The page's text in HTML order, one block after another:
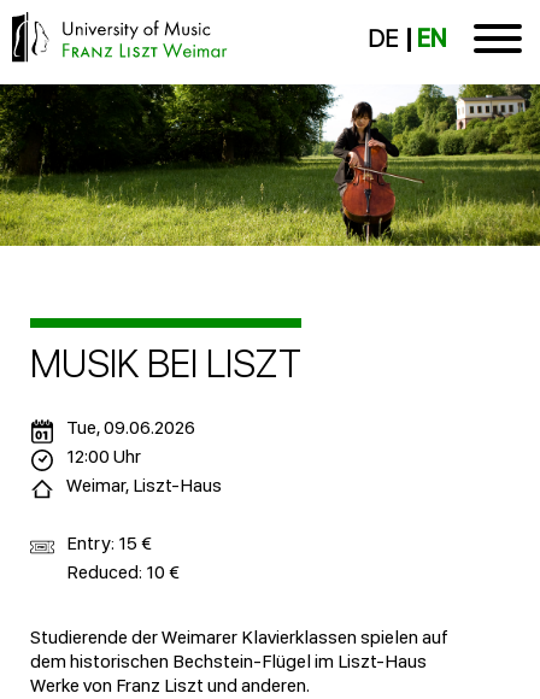
DE EN
MUSIK BEI LISZT
Studierende der Weimarer Klavierklassen spielen auf
dem historischen Bechstein-Flügel im Liszt-Haus
Werke von Franz Liszt und anderen.
Tue, 09.06.2026
12:00 Uhr
Weimar, Liszt-Haus
Entry: 15 €
Reduced: 10 €